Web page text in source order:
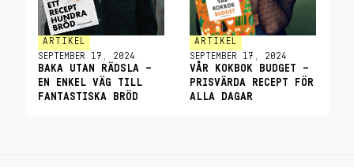
ARTIKEL
SEPTEMBER 17, 2024
BAKA UTAN RÄDSLA –
EN ENKEL VÄG TILL
FANTASTISKA BRÖD
ARTIKEL
SEPTEMBER 17, 2024
VÅR KOKBOK BUDGET –
PRISVÄRDA RECEPT FÖR
ALLA DAGAR